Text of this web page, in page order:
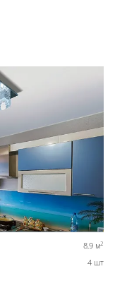
8,9 м2
4 шт